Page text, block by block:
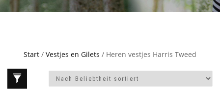
Start / Vestjes en Gilets / Heren vestjes Harris Tweed